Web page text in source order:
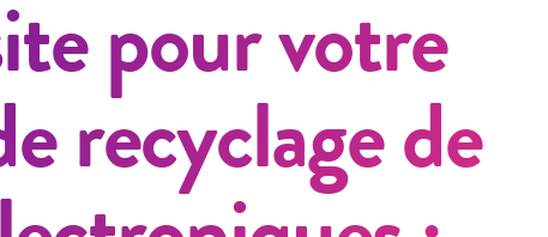
pour votre
recyclage de